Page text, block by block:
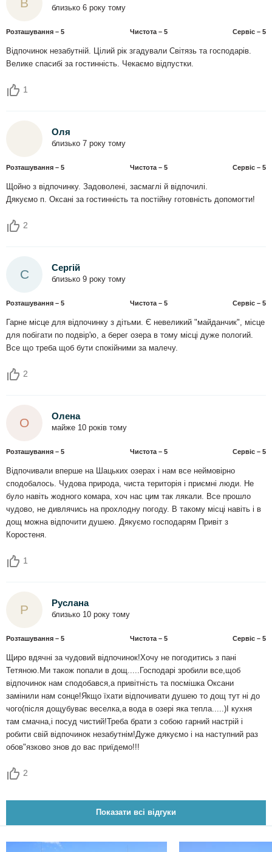
близько 6 року тому
Розташування – 5 Чистота – 5 Сервіс – 5
Відпочинок незабутній. Цілий рік згадували Світязь та господарів.
Велике спасибі за гостинність. Чекаємо відпустки.
1
Оля
близько 7 року тому
Розташування – 5 Чистота – 5 Сервіс – 5
Щойно з відпочинку. Задоволені, засмаглі й відпочилі.
Дякуємо п. Оксані за гостинність та постійну готовність допомогти!
2
С Сергій
близько 9 року тому
Розташування – 5 Чистота – 5 Сервіс – 5
Гарне місце для відпочинку з дітьми. Є невеликий "майданчик", місце
для побігати по подвір'ю, а берег озера в тому місці дуже пологий.
Все що треба щоб бути спокійними за малечу.
2
О Олена
майже 10 років тому
Розташування – 5 Чистота – 5 Сервіс – 5
Відпочивали вперше на Шацьких озерах і нам все неймовірно
сподобалось. Чудова природа, чиста територія і приємні люди. Не
було навіть жодного комара, хоч нас цим так лякали. Все прошло
чудово, не дивлячись на прохлодну погоду. В такому місці навіть і в
дощ можна відпочити душею. Дякуємо господарям Привіт з
Коростеня.
1
Р Руслана
близько 10 року тому
Розташування – 5 Чистота – 5 Сервіс – 5
Щиро вдячні за чудовий відпочинок!Хочу не погодитись з пані
Тетяною.Ми також попали в дощ.....Господарі зробили все,щоб
відпочинок нам сподобався,а привітність та посмішка Оксани
замінили нам сонце!Якщо їхати відпочивати душею то дощ тут ні до
чого(після дощубуває веселка,а вода в озері яка тепла.....)І кухня
там смачна,і посуд чистий!Треба брати з собою гарний настрій і
робити свій відпочинок незабутнім!Дуже дякуємо і на наступний раз
обов"язково знов до вас приїдемо!!!
2
Показати всі відгуки